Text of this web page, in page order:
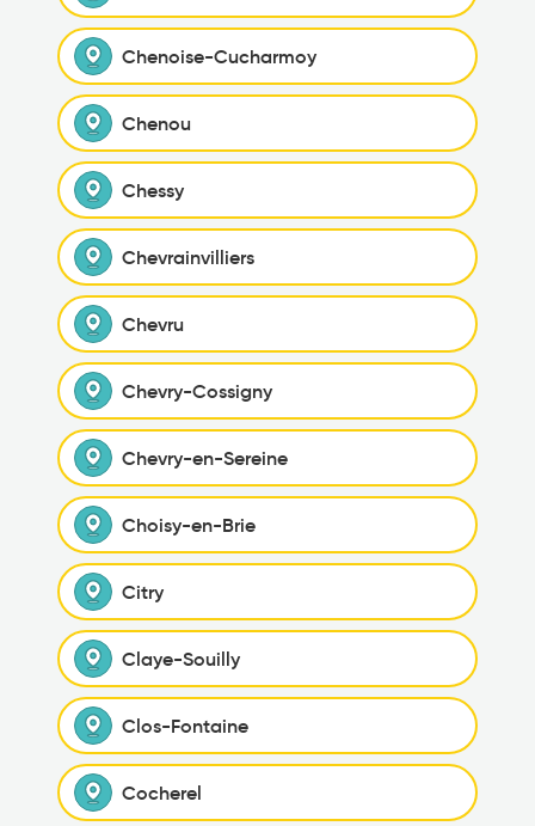
Chenoise-Cucharmoy
Chenou
Chessy
Chevrainvilliers
Chevru
Chevry-Cossigny
Chevry-en-Sereine
Choisy-en-Brie
Citry
Claye-Souilly
Clos-Fontaine
Cocherel